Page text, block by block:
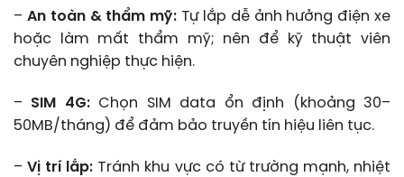
– An toàn & thẩm mỹ: Tự lắp dễ ảnh hưởng điện xe
hoặc làm mất thẩm mỹ; nên để kỹ thuật viên
chuyên nghiệp thực hiện.
– SIM 4G:Chọn SIM data ổn định (khoảng 30–
50MB/tháng) để đảm bảo truyền tín hiệu liên tục.
–Vị trí lắp: Tránh khu vực có từ trường mạnh, nhiệt